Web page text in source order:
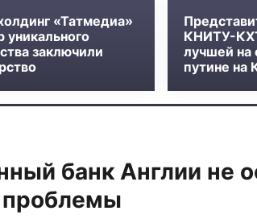
«Татмедиа»
уникального
заключили
КНИТУ-
лучшей на
путине на
банк Англии не
проблемы